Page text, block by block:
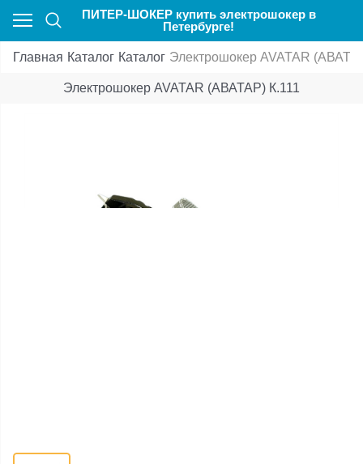
ПИТЕР-ШОКЕР купить электрошокер в
Петербурге!
Главная Каталог Каталог Электрошокер AVATAR
Электрошокер AVATAR (АВАТАР) К.111